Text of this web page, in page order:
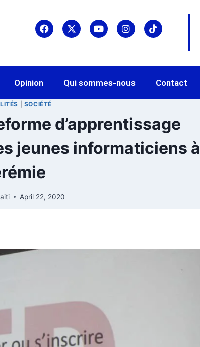
Opinion Qui sommes-nous Contact
SOCIÉTÉ
d’apprentissage
jeunes informaticiens à
April 22, 2020